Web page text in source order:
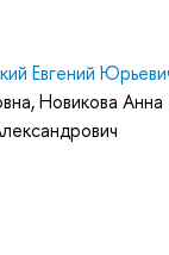
Евгений
,Новикова Анна